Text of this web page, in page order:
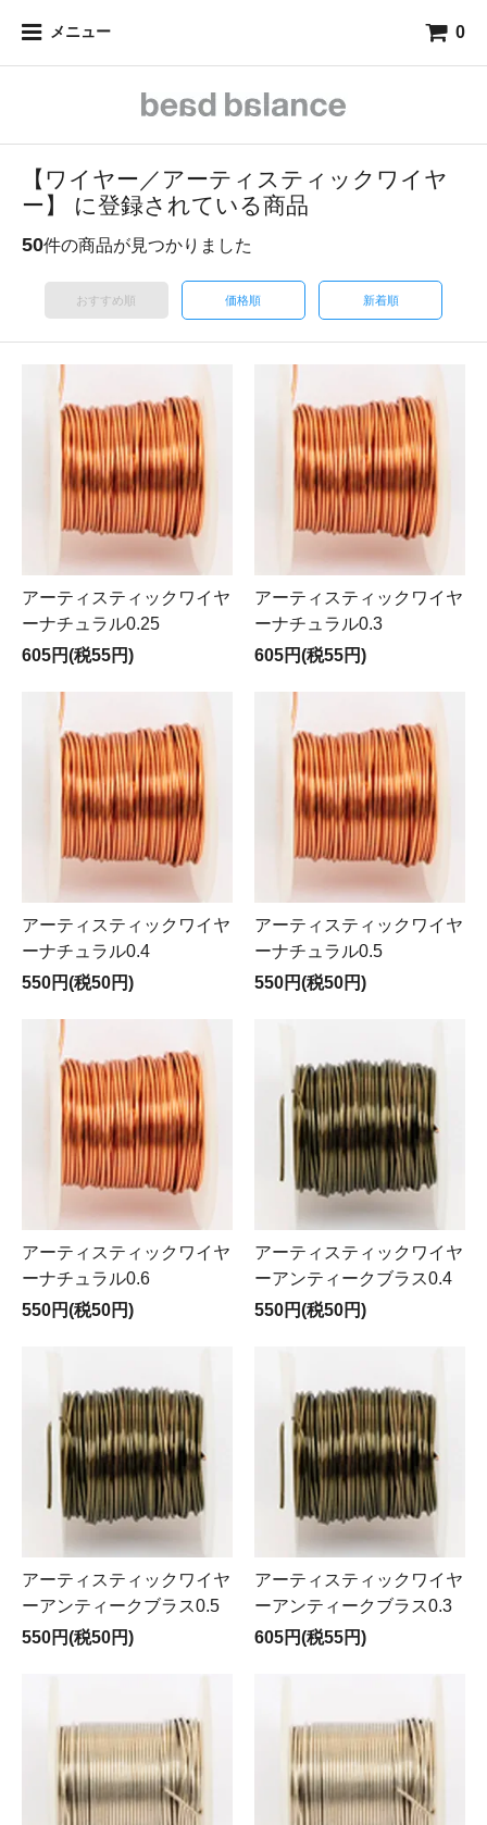
メニュー 0
【ワイヤー／アーティスティックワイヤ
ー】 に登録されている商品
50件の商品が見つかりました
おすすめ順 価格順 新着順
アーティスティックワイヤ
ーナチュラル0.25
605円(税55円)
アーティスティックワイヤ
ーナチュラル0.3
605円(税55円)
アーティスティックワイヤ
ーナチュラル0.4
550円(税50円)
アーティスティックワイヤ
ーナチュラル0.5
550円(税50円)
アーティスティックワイヤ
ーナチュラル0.6
550円(税50円)
アーティスティックワイヤ
ーアンティークブラス0.4
550円(税50円)
アーティスティックワイヤ
ーアンティークブラス0.5
550円(税50円)
アーティスティックワイヤ
ーアンティークブラス0.3
605円(税55円)